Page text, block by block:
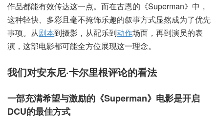
作品都能有效传达这一点。而在古恩的《Superman》中，
这种轻快、多彩且毫不掩饰乐趣的叙事方式显然成为了优先
事项。从剧本到摄影，从配乐到动作场面，再到演员的表
演，这部电影都可能全方位展现这一理念。
我们对安东尼·卡尔里根评论的看法
一部充满希望与激励的《Superman》电影是开启
DCU的最佳方式